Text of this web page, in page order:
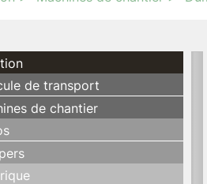
de transport
de chantier